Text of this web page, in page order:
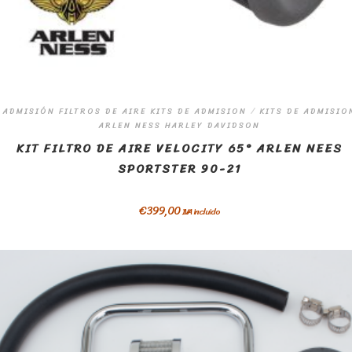
ADMISIÓN FILTROS DE AIRE KITS DE ADMISION / KITS DE
ARLEN NESS HARLEY DAVIDSON
KIT FILTRO DE AIRE VELOCITY 65° ARLEN NEES
SPORTSTER 90-21
€399,00IVA incluido